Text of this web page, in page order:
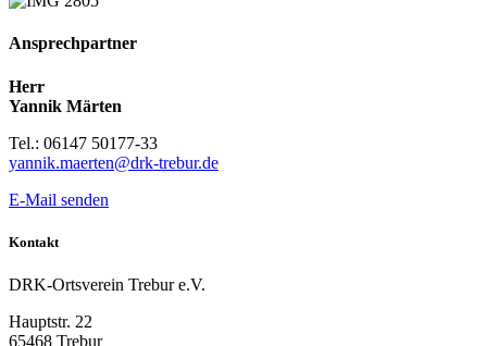
Ansprechpartner
Herr
Yannik Märten
Tel.: 06147 50177-33
yannik.maerten@drk-trebur.de
E-Mail senden
Kontakt
DRK-Ortsverein Trebur e.V.
Hauptstr. 22
65468 Trebur